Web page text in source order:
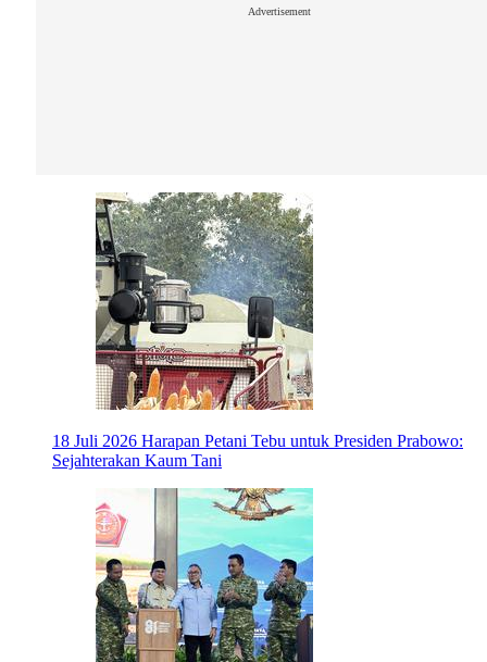
Advertisement
18 Juli 2026 Harapan Petani Tebu untuk Presiden Prabowo:
Sejahterakan Kaum Tani